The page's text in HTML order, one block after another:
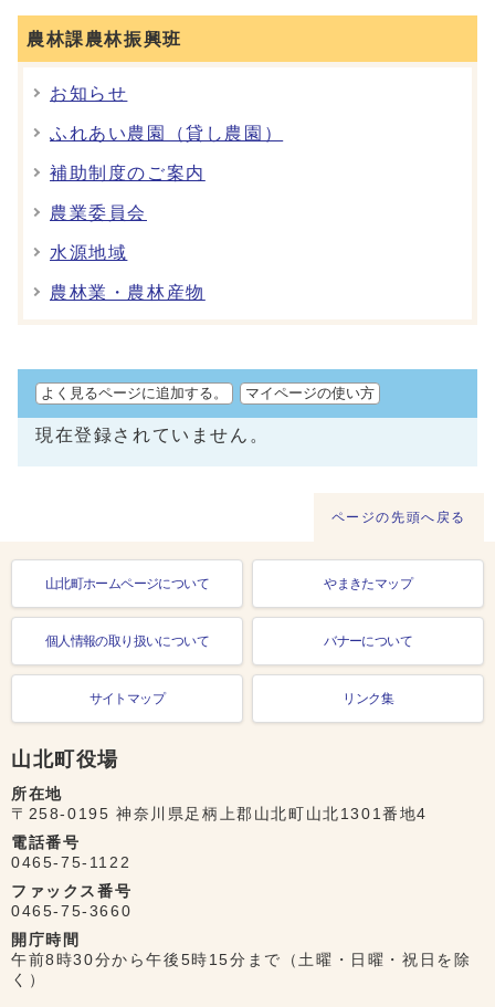
農林課農林振興班
お知らせ
ふれあい農園（貸し農園）
補助制度のご案内
農業委員会
水源地域
農林業・農林産物
よく見るページに追加する。 マイページの使い方
現在登録されていません。
ページの先頭へ戻る
山北町ホームページについて やまきたマップ
個人情報の取り扱いについて バナーについて
サイトマップ リンク集
山北町役場
所在地
〒258-0195 神奈川県足柄上郡山北町山北1301番地4
電話番号
0465-75-1122
ファックス番号
0465-75-3660
開庁時間
午前8時30分から午後5時15分まで（土曜・日曜・祝日を除
く）